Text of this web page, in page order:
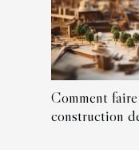
Comment
construction